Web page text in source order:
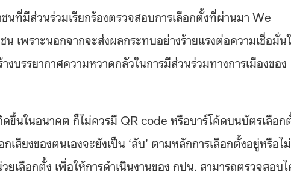
ที่มีส่วนร่วมเรียกร้องตรวจสอบการเลือกตั้งที่ผ่านมา We
เพราะนอกจากจะส่งผลกระทบอย่างร้ายแรงต่อความเชื่อมั่น
งบรรยากาศความหวาดกลัวในการมีส่วนร่วมทางการเมืองของ
ดขึ้นในอนาคต ก็ไม่ควรมี QR code หรือบาร์โค้ดบนบัตรเลือก
สียงของตนเองจะยังเป็น ‘ลับ’ ตามหลักการเลือกตั้งอยู่หรือไม่
เลือกตั้ง เพื่อให้การดำเนินงานของ กปน. สามารถตรวจสอบ